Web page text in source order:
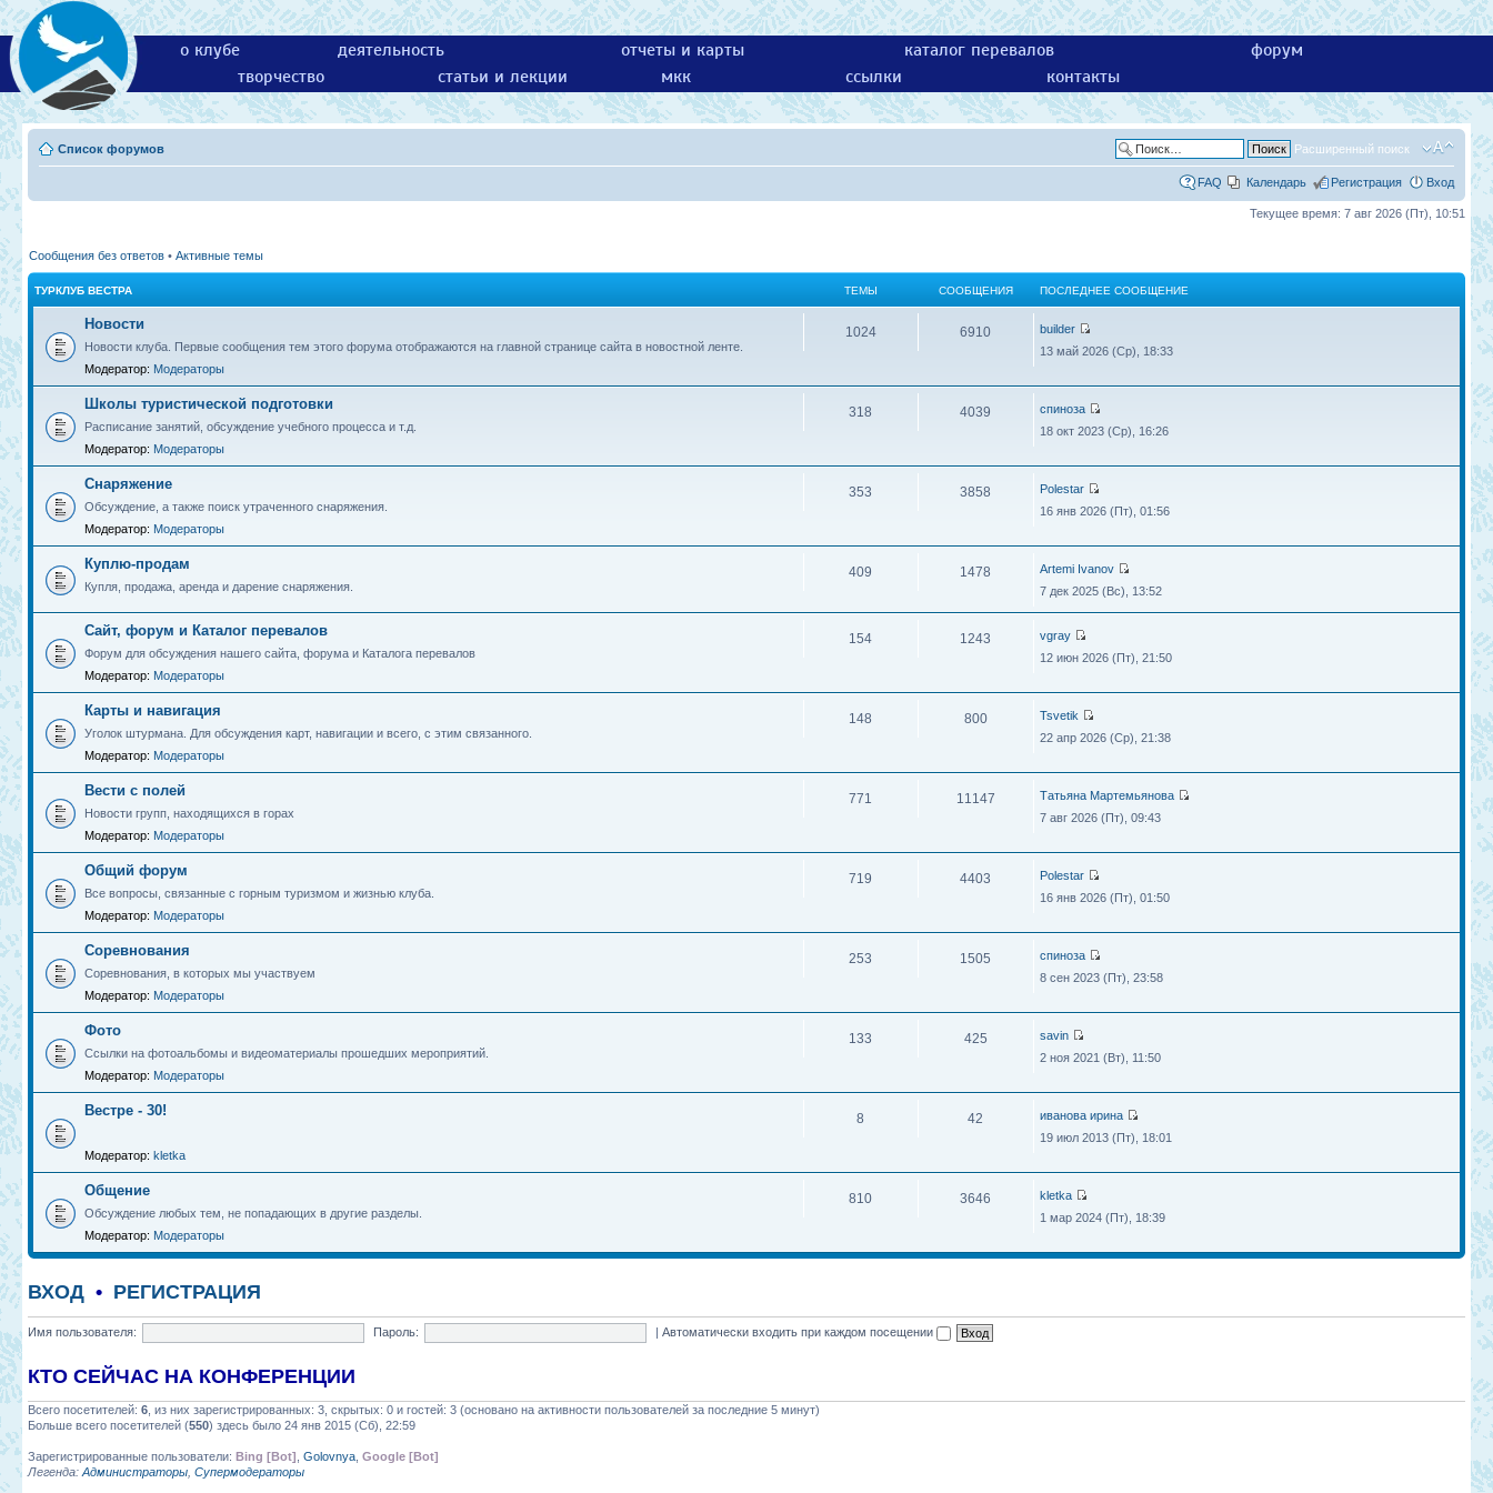
о клубе деятельность отчеты и карты каталог перевалов
форум
творчество
статьи и лекции мкк ссылки контакты
Список форумов Расширенный поиск
FAQ Календарь Регистрация Вход
Текущее время: 7 авг 2026 (Пт), 10:51
Сообщения без ответов • Активные темы
ТУРКЛУБ ВЕСТРА ТЕМЫ СООБЩЕНИЯ ПОСЛЕДНЕЕ СООБЩЕНИЕ
Новости
Новости клуба. Первые сообщения тем этого форума отображаются на главной странице сайта в новостной ленте.
Модератор: Модераторы
1024 6910
builder
13 май 2026 (Ср), 18:33
Школы туристической подготовки
Расписание занятий, обсуждение учебного процесса и т.д.
Модератор: Модераторы
318 4039
спиноза
18 окт 2023 (Ср), 16:26
Снаряжение
Обсуждение, а также поиск утраченного снаряжения.
Модератор: Модераторы
353 3858
Polestar
16 янв 2026 (Пт), 01:56
Куплю-продам
Купля, продажа, аренда и дарение снаряжения.
409 1478
Artemi Ivanov
7 дек 2025 (Вс), 13:52
Сайт, форум и Каталог перевалов
Форум для обсуждения нашего сайта, форума и Каталога перевалов
Модератор: Модераторы
154 1243
vgray
12 июн 2026 (Пт), 21:50
Карты и навигация
Уголок штурмана. Для обсуждения карт, навигации и всего, с этим связанного.
Модератор: Модераторы
148 800
Tsvetik
22 апр 2026 (Ср), 21:38
Вести с полей
Новости групп, находящихся в горах
Модератор: Модераторы
771 11147
Татьяна Мартемьянова
7 авг 2026 (Пт), 09:43
Общий форум
Все вопросы, связанные с горным туризмом и жизнью клуба.
Модератор: Модераторы
719 4403
Polestar
16 янв 2026 (Пт), 01:50
Соревнования
Соревнования, в которых мы участвуем
Модератор: Модераторы
253 1505
спиноза
8 сен 2023 (Пт), 23:58
Фото
Ссылки на фотоальбомы и видеоматериалы прошедших мероприятий.
Модератор: Модераторы
133 425
savin
2 ноя 2021 (Вт), 11:50
Вестре - 30!
Модератор: kletka
8 42
иванова ирина
19 июл 2013 (Пт), 18:01
Общение
Обсуждение любых тем, не попадающих в другие разделы.
Модератор: Модераторы
810 3646
kletka
1 мар 2024 (Пт), 18:39
ВХОД • РЕГИСТРАЦИЯ
Имя пользователя: Пароль: |Автоматически входить при каждом посещении
КТО СЕЙЧАС НА КОНФЕРЕНЦИИ
Всего посетителей: 6 , из них зарегистрированных: 3, скрытых: 0 и гостей: 3 (основано на активности пользователей за последние 5 минут)
Больше всего посетителей (550) здесь было 24 янв 2015 (Сб), 22:59
Зарегистрированные пользователи: Bing [Bot] Golovnya Google [Bot]
Легенда: Администраторы Супермодераторы